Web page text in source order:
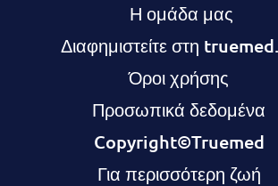
Η ομάδα μας
Διαφημιστείτε στη
Όροι χρήσης
Προσωπικά δεδομένα
Copyright©Truemed
Για περισσότερη ζωή